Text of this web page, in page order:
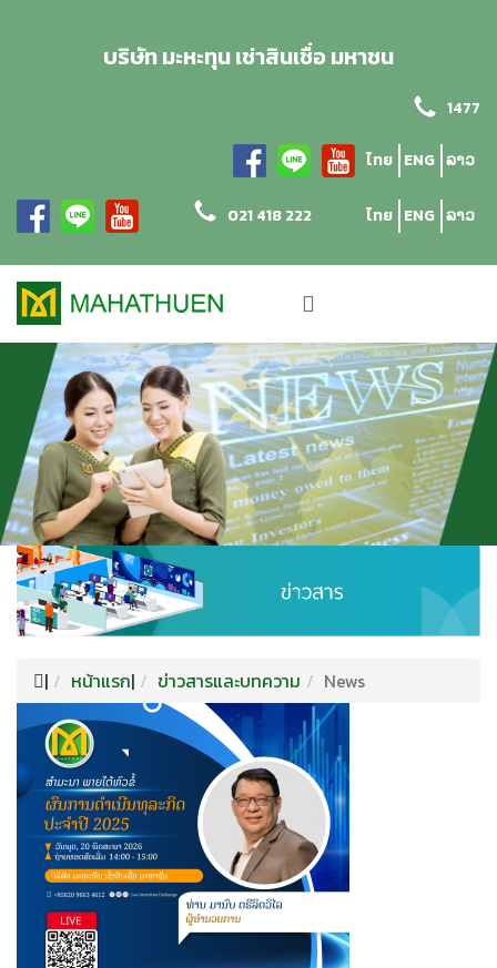
บริษัท มะหะทุน เช่าสินเชื่อ มหาชน
1477
ไทย ENG ລາວ
ไทย ENG ລາວ
021 418 222
| หน้าแรก| ข่าวสารและบทความ News